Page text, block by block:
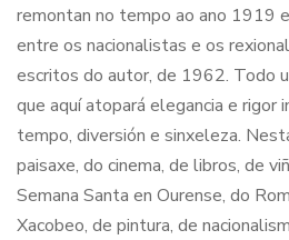
remontan no tempo ao ano 1919
entre os nacionalistas e os
escritos do autor, de 1962. Todo
que aquí atopará elegancia e rigor
tempo, diversión e sinxeleza.
paisaxe, do cinema, de libros, de
Semana Santa en Ourense, do
Xacobeo, de pintura, de